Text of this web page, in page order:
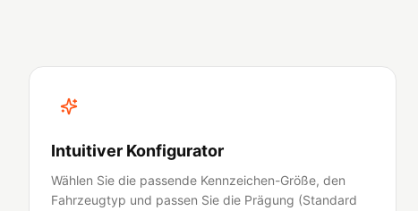
Intuitiver Konfigurator
Wählen Sie die passende Kennzeichen-Größe, den
Fahrzeugtyp und passen Sie die Prägung (Standard